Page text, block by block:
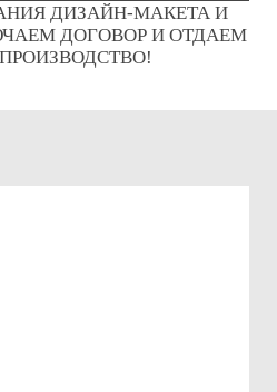
ДИЗАЙН-МАКЕТА И
ДОГОВОР И ОТДАЕМ